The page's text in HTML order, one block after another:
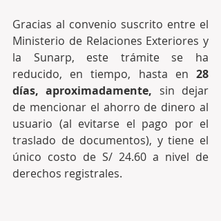
Gracias al convenio suscrito entre el
Ministerio de Relaciones Exteriores y
la Sunarp, este trámite se ha
reducido, en tiempo, hasta en 28
días, aproximadamente, sin dejar
de mencionar el ahorro de dinero al
usuario (al evitarse el pago por el
traslado de documentos), y tiene el
único costo de S/ 24.60 a nivel de
derechos registrales.